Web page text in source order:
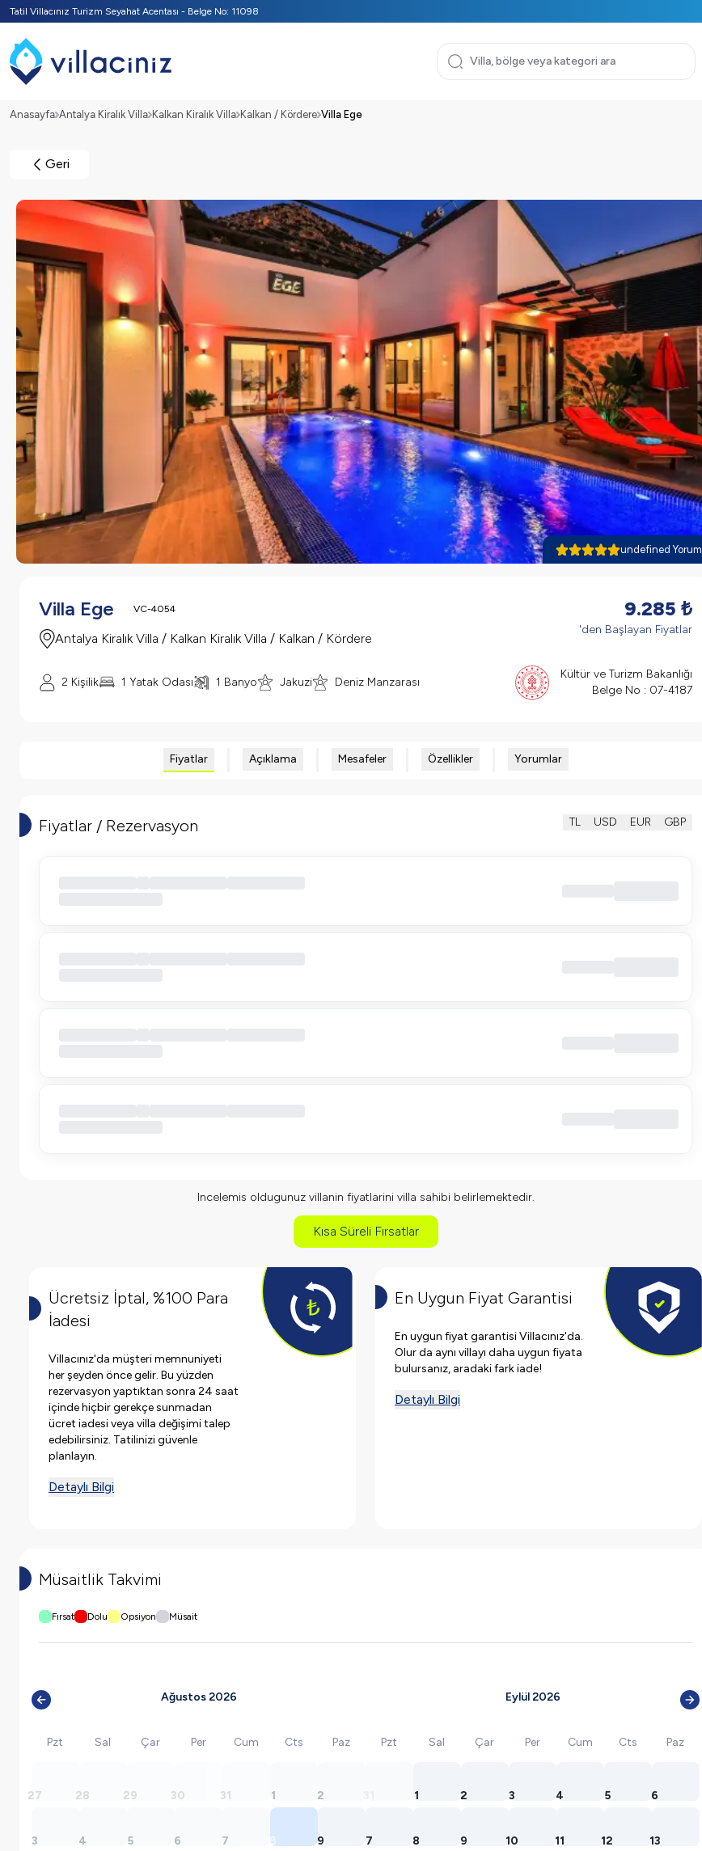
Tatil Villacınız Turizm Seyahat Acentası - Belge No: 11098
Anasayfa Antalya Kiralık Villa Kalkan Kiralık Villa Kalkan / Kördere Villa Ege
Geri
undefined Yorum
Villa Ege VC-4054
Antalya Kiralık Villa / Kalkan Kiralık Villa / Kalkan / Kördere
9.285 ₺
'den Başlayan Fiyatlar
2 Kişilik 1 Yatak Odası 1 Banyo Jakuzi Deniz Manzarası
Kültür ve Turizm Bakanlığı
Belge No : 07-4187
Fiyatlar Açıklama Mesafeler Özellikler Yorumlar
Fiyatlar / Rezervasyon TL USD EUR GBP
Incelemis oldugunuz villanin fiyatlarini villa sahibi belirlemektedir.
Kısa Süreli Fırsatlar
Ücretsiz İptal, %100 Para
İadesi
Villacınız'da müşteri memnuniyeti
her şeyden önce gelir. Bu yüzden
rezervasyon yaptıktan sonra 24 saat
içinde hiçbir gerekçe sunmadan
ücret iadesi veya villa değişimi talep
edebilirsiniz. Tatilinizi güvenle
planlayın.
Detaylı Bilgi
En Uygun Fiyat Garantisi
En uygun fiyat garantisi Villacınız'da.
Olur da aynı villayı daha uygun fiyata
bulursanız, aradaki fark iade!
Detaylı Bilgi
Müsaitlik Takvimi
Fırsat Dolu Opsiyon Müsait
Ağustos 2026
Pzt Sal Çar Per Cum Cts Paz
27 28 29 30 31 1 2
3 4 5 6 7 8 9
Eylül 2026
Pzt Sal Çar Per Cum Cts Paz
1 2 3 4 5 6
7 8 9 10 11 12 13